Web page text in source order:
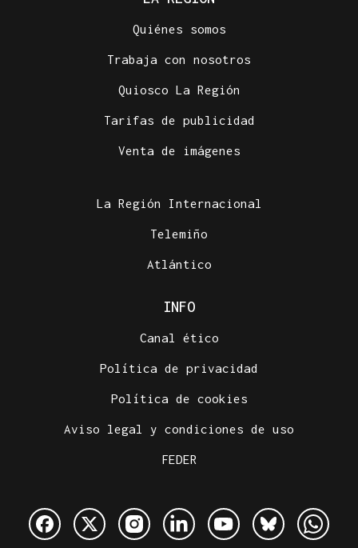
Quiénes somos
Trabaja con nosotros
Quiosco La Región
Tarifas de publicidad
Venta de imágenes
La Región Internacional
Telemiño
Atlántico
INFO
Canal ético
Política de privacidad
Política de cookies
Aviso legal y condiciones de uso
FEDER